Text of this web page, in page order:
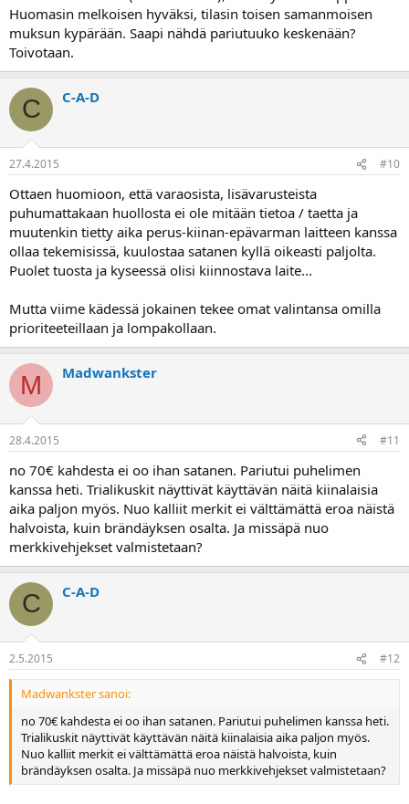
Huomasin melkoisen hyväksi, tilasin toisen samanmoisen
muksun kypärään. Saapi nähdä pariutuuko keskenään?
Toivotaan.
C C-A-D
27.4.2015 #10
Ottaen huomioon, että varaosista, lisävarusteista
puhumattakaan huollosta ei ole mitään tietoa / taetta ja
muutenkin tietty aika perus-kiinan-epävarman laitteen kanssa
ollaa tekemisissä, kuulostaa satanen kyllä oikeasti paljolta.
Puolet tuosta ja kyseessä olisi kiinnostava laite...
Mutta viime kädessä jokainen tekee omat valintansa omilla
prioriteeteillaan ja lompakollaan.
M Madwankster
28.4.2015 #11
no 70€ kahdesta ei oo ihan satanen. Pariutui puhelimen
kanssa heti. Trialikuskit näyttivät käyttävän näitä kiinalaisia
aika paljon myös. Nuo kalliit merkit ei välttämättä eroa näistä
halvoista, kuin brändäyksen osalta. Ja missäpä nuo
merkkivehjekset valmistetaan?
C C-A-D
2.5.2015 #12
Madwankster sanoi:
no 70€ kahdesta ei oo ihan satanen. Pariutui puhelimen kanssa heti.
Trialikuskit näyttivät käyttävän näitä kiinalaisia aika paljon myös.
Nuo kalliit merkit ei välttämättä eroa näistä halvoista, kuin
brändäyksen osalta. Ja missäpä nuo merkkivehjekset valmistetaan?